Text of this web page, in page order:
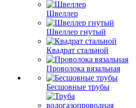
Швеллер
Швеллер гнутый
Квадрат стальной
Проволока вязальная
Бесшовные трубы